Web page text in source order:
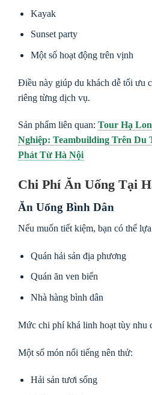
Kayak
Sunset party
Một số hoạt động trên vịnh
Điều này giúp du khách dễ tối ưu
riêng từng dịch vụ.
Sản phẩm liên quan: Tour Hạ
Nghiệp: Teambuilding Trên Du
Phát Từ Hà Nội
Chi Phí Ăn Uống Tại
Ăn Uống Bình Dân
Nếu muốn tiết kiệm, bạn có thể
Quán hải sản địa phương
Quán ăn ven biển
Nhà hàng bình dân
Mức chi phí khá linh hoạt tùy nhu
Một số món nổi tiếng nên thử:
Hải sản tươi sống